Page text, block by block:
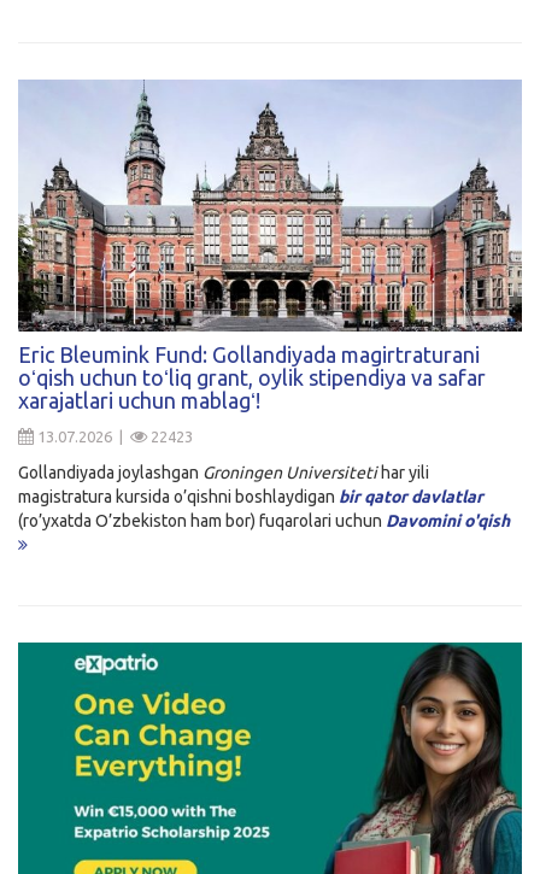
Eric Bleumink Fund: Gollandiyada magirtraturani
oʻqish uchun toʻliq grant, oylik stipendiya va safar
xarajatlari uchun mablagʻ!
13.07.2026 | 22423
Gollandiyada joylashgan Groningen Universitetihar yili
magistratura kursida o’qishni boshlaydigan bir qator davlatlar
(ro’yxatda O’zbekiston ham bor) fuqarolari uchun Davomini o'qish